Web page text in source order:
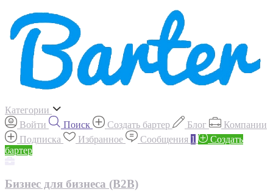
Категории
Войти
Поиск Создать бартер Блог
Компании
Подписка
Избранное Сообщения 1
Создать
бартер
Бизнес для бизнеса (B2B)